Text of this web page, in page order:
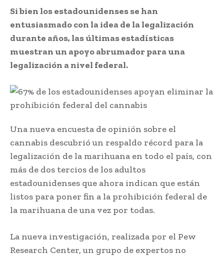
Si bien los estadounidenses se han
entusiasmado con la idea de la legalización
durante años, las últimas estadísticas
muestran un apoyo abrumador para una
legalización a nivel federal.
Una nueva encuesta de opinión sobre el
cannabis descubrió un respaldo récord para la
legalización de la marihuana en todo el país, con
más de dos tercios de los adultos
estadounidenses que ahora indican que están
listos para poner fin a la prohibición federal de
la marihuana de una vez por todas.
La nueva investigación, realizada por el Pew
Research Center, un grupo de expertos no